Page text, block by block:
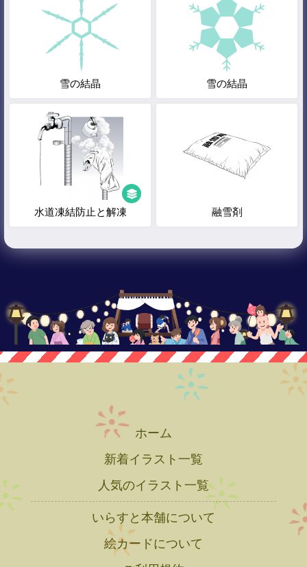
雪の結晶 雪の結晶
水道凍結防止と解凍 融雪剤
ホーム
新着イラスト一覧
人気のイラスト一覧
いらすと本舗について
絵カードについて